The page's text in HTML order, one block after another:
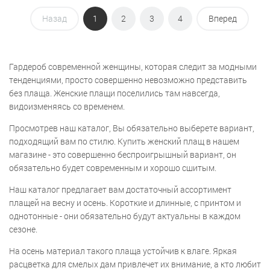
Назад 1 2 3 4 Вперед
Гардероб современной женщины, которая следит за модными
тенденциями, просто совершенно невозможно представить
без плаща. Женские плащи поселились там навсегда,
видоизменяясь со временем.
Просмотрев наш каталог, Вы обязательно выберете вариант,
подходящий вам по стилю. Купить женский плащ в нашем
магазине - это совершенно беспроигрышный вариант, он
обязательно будет современным и хорошо сшитым.
Наш каталог предлагает вам достаточный ассортимент
плащей на весну и осень. Короткие и длинные, с принтом и
однотонные - они обязательно будут актуальны в каждом
сезоне.
На осень материал такого плаща устойчив к влаге. Яркая
расцветка для смелых дам привлечет их внимание, а кто любит